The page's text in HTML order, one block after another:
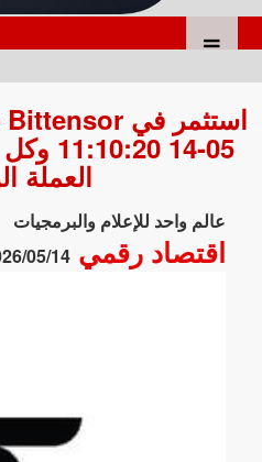
05-14
العملة
عالم واحد للإعلام والبرمجيات
اقتصاد رقمي05/14